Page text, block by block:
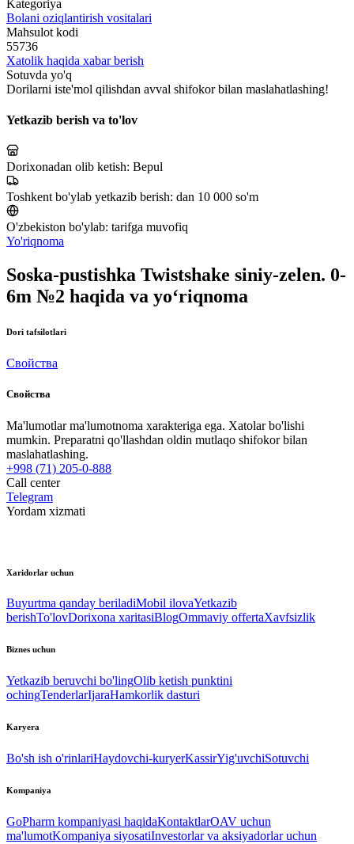
Kategoriya
Bolani oziqlantirish vositalari
Mahsulot kodi
55736
Xatolik haqida xabar berish
Sotuvda yo'q
Dorilarni iste'mol qilishdan avval shifokor bilan maslahatlashing!
Yetkazib berish va to'lov
Dorixonadan olib ketish: Bepul
Toshkent bo'ylab yetkazib berish: dan 10 000 so'm
O'zbekiston bo'ylab: tarifga muvofiq
Yo'riqnoma
Soska-pustishka Twistshake siniy-zelen. 0-
6m №2 haqida va yo‘riqnoma
Dori tafsilotlari
Свойства
Свойства
Ma'lumotlar ma'lumotnoma xarakteriga ega. Xatolar bo'lishi
mumkin. Preparatni qo'llashdan oldin mutlaqo shifokor bilan
maslahatlashing.
+998 (71) 205-0-888
Call center
Telegram
Yordam xizmati
Xaridorlar uchun
Buyurtma qanday beriladiMobil ilovaYetkazib
berishTo'lovDorixona xaritasiBlogOmmaviy offertaXavfsizlik
Biznes uchun
Yetkazib beruvchi bo'lingOlib ketish punktini
ochingTenderlarIjaraHamkorlik dasturi
Karyera
Bo'sh ish o'rinlariHaydovchi-kuryerKassirYig'uvchiSotuvchi
Kompaniya
GoPharm kompaniyasi haqidaKontaktlarOAV uchun
ma'lumotKompaniya siyosatiInvestorlar va aksiyadorlar uchun